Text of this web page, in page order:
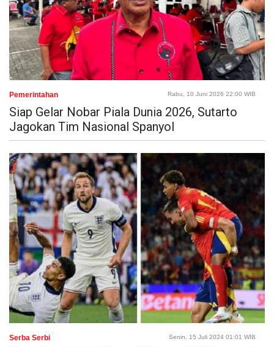
Pemerintahan Rabu, 10 Juni 2026 22:00 WIB
Siap Gelar Nobar Piala Dunia 2026, Sutarto
Jagokan Tim Nasional Spanyol
Serba Serbi Senin, 15 Juli 2024 01:01 WIB